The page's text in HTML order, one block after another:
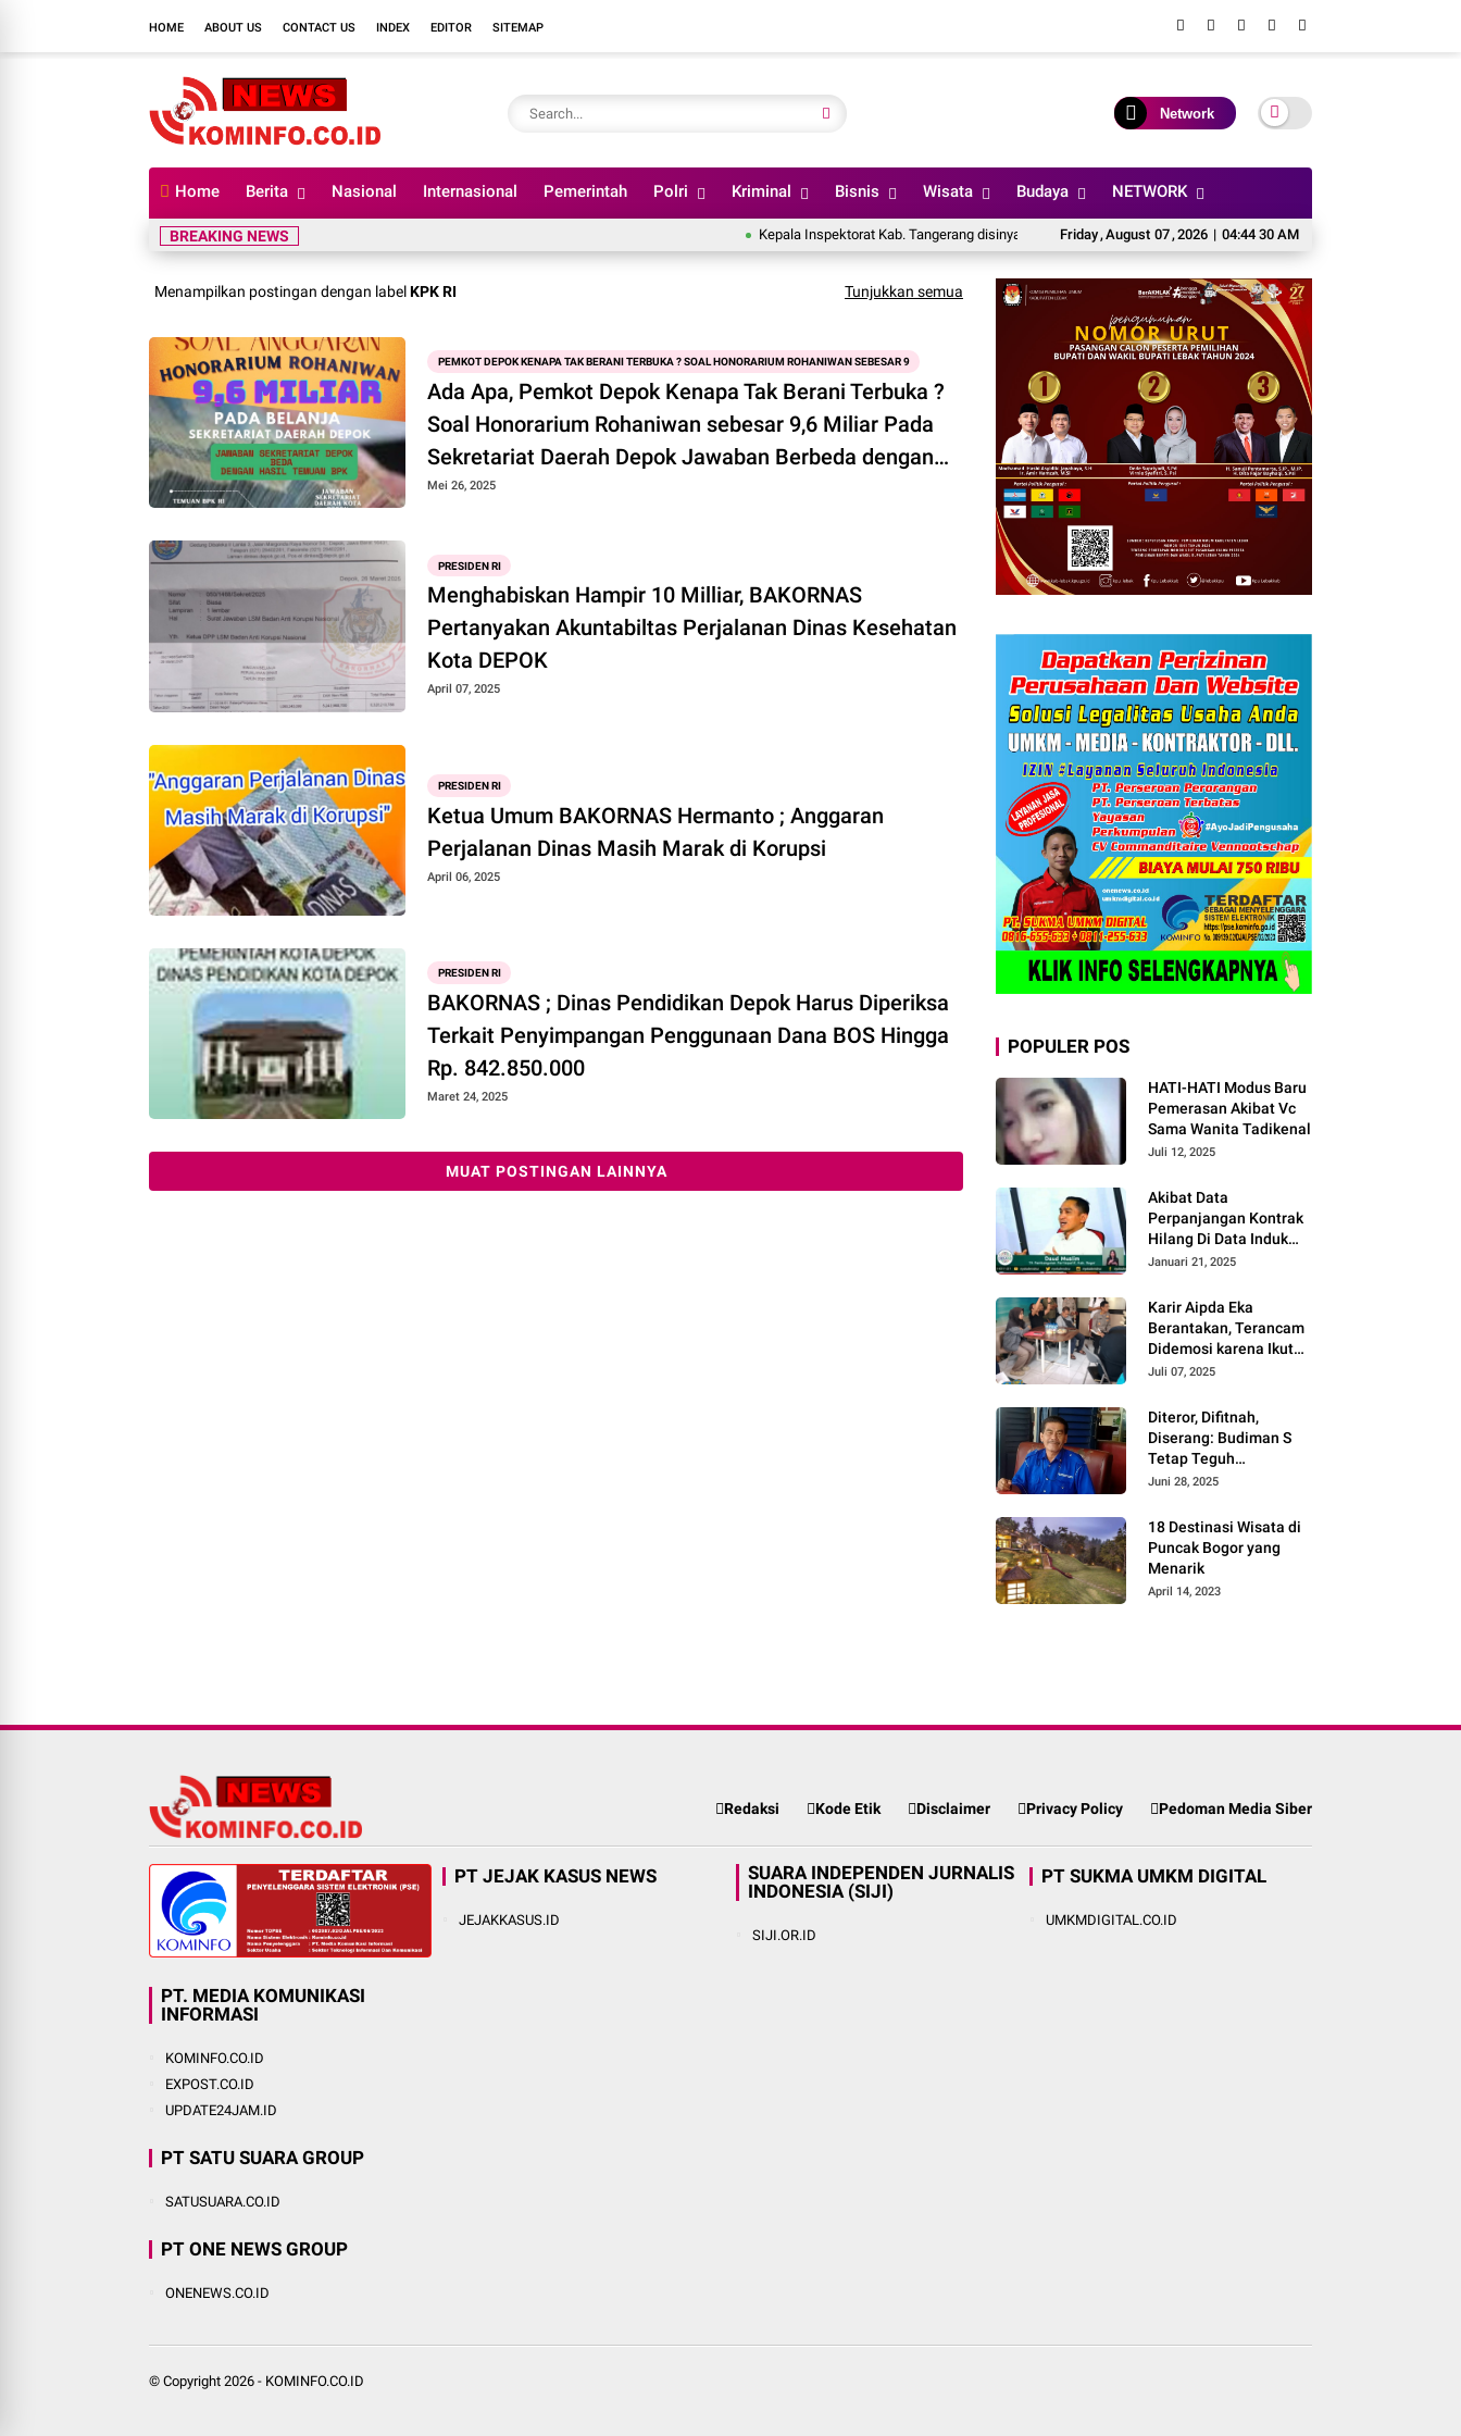
HOME ABOUT US CONTACT US INDEX EDITOR SITEMAP
Network
Home Berita Nasional Internasional Pemerintah Polri Kriminal Bisnis Wisata Budaya NETWORK
Friday,August 07,2026 | 04:44 30 AM
BREAKING NEWS Kepala Inspektorat Kab. Tangerang disinyalir Bersikap Mendua Dalam Memberikan Penjelasan
Menampilkan postingan dengan labelKPK RI Tunjukkan semua
PEMKOT DEPOK KENAPA TAK BERANI TERBUKA ? SOAL HONORARIUM ROHANIWAN SEBESAR 9
Ada Apa, Pemkot Depok Kenapa Tak Berani Terbuka ?
Soal Honorarium Rohaniwan sebesar 9,6 Miliar Pada
Sekretariat Daerah Depok Jawaban Berbeda dengan
Temuan BPK RI
Mei 26, 2025
PRESIDEN RI
Menghabiskan Hampir 10 Milliar, BAKORNAS
Pertanyakan Akuntabiltas Perjalanan Dinas Kesehatan
Kota DEPOK
April 07, 2025
PRESIDEN RI
Ketua Umum BAKORNAS Hermanto ; Anggaran
Perjalanan Dinas Masih Marak di Korupsi
April 06, 2025
PRESIDEN RI
BAKORNAS ; Dinas Pendidikan Depok Harus Diperiksa
Terkait Penyimpangan Penggunaan Dana BOS Hingga
Rp. 842.850.000
Maret 24, 2025
MUAT POSTINGAN LAINNYA
POPULER POS
HATI-HATI Modus Baru
Pemerasan Akibat Vc
Sama Wanita Tadikenal
Juli 12, 2025
Akibat Data
Perpanjangan Kontrak
Hilang Di Data Induk
Manas !! 49
Propinsi Jawa Barat
Batal Dikontrak
Januari 21, 2025
Karir Aipda Eka
Berantakan, Terancam
Didemosi karena Ikut
Intimidasi, Diduga Ulah
Proses ITE
Juli 07, 2025
Diteror, Difitnah,
Diserang: Budiman S
Tetap Teguh
Mempertahankan
Mendapatkan Keadilan
Juni 28, 2025
18 Destinasi Wisata di
Puncak Bogor yang
Menarik
April 14, 2023
Redaksi Kode Etik Disclaimer Privacy Policy Pedoman Media Siber
PT. MEDIA KOMUNIKASI
INFORMASI
KOMINFO.CO.ID
EXPOST.CO.ID
UPDATE24JAM.ID
PT SATU SUARA GROUP
SATUSUARA.CO.ID
PT ONE NEWS GROUP
ONENEWS.CO.ID
PT JEJAK KASUS NEWS
JEJAKKASUS.ID
SUARA INDEPENDEN JURNALIS
INDONESIA (SIJI)
SIJI.OR.ID
PT SUKMA UMKM DIGITAL
UMKMDIGITAL.CO.ID
© Copyright 2026 - KOMINFO.CO.ID